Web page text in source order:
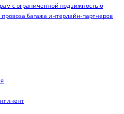
с ограниченной подвижностью
багажа интерлайн-партнеров